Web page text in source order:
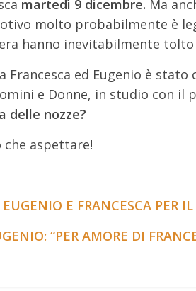
martedì 9 dicembre. Ma
molto probabilmente è
hanno inevitabilmente
Francesca ed Eugenio è stato
e Donne, in studio con il
delle nozze?
aspettare!
E FRANCESCA PER
“PER AMORE DI